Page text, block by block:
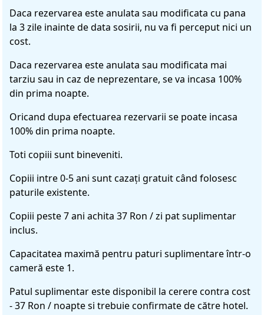
Daca rezervarea este anulata sau modificata cu pana
la 3 zile inainte de data sosirii, nu va fi perceput nici un
cost.
Daca rezervarea este anulata sau modificata mai
tarziu sau in caz de neprezentare, se va incasa 100%
din prima noapte.
Oricand dupa efectuarea rezervarii se poate incasa
100% din prima noapte.
Toti copiii sunt bineveniti.
Copiii intre 0-5 ani sunt cazaţi gratuit când folosesc
paturile existente.
Copiii peste 7 ani achita 37 Ron / zi pat suplimentar
inclus.
Capacitatea maximă pentru paturi suplimentare într-o
cameră este 1.
Patul suplimentar este disponibil la cerere contra cost
- 37 Ron / noapte si trebuie confirmate de către hotel.